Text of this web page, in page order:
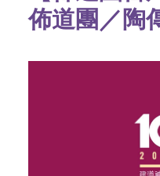
佈道團／陶